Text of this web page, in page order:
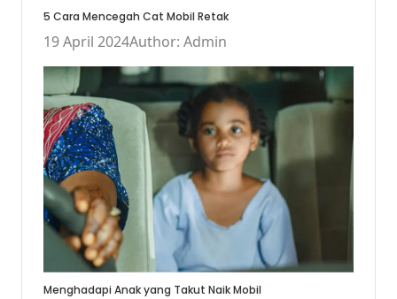
5 Cara Mencegah Cat Mobil Retak
19 April 2024Author: Admin
Menghadapi Anak yang Takut Naik Mobil